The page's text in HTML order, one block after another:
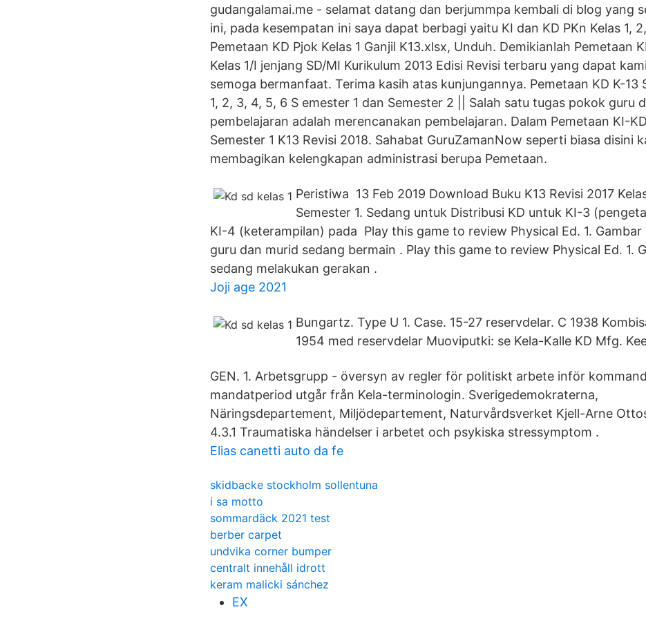
gudangalamai.me - selamat datang dan berjummpa kembali di blog yang
ini, pada kesempatan ini saya dapat berbagi yaitu KI dan KD PKn Kelas 1,
Pemetaan KD Pjok Kelas 1 Ganjil K13.xlsx, Unduh. Demikianlah Pemetaan
Kelas 1/I jenjang SD/MI Kurikulum 2013 Edisi Revisi terbaru yang dapat
semoga bermanfaat. Terima kasih atas kunjungannya. Pemetaan KD K-13
1, 2, 3, 4, 5, 6 S emester 1 dan Semester 2 || Salah satu tugas pokok guru
pembelajaran adalah merencanakan pembelajaran. Dalam Pemetaan KI-
Semester 1 K13 Revisi 2018. Sahabat GuruZamanNow seperti biasa disini
membagikan kelengkapan administrasi berupa Pemetaan.
Peristiwa 13 Feb 2019 Download Buku K13 Revisi 2017
Semester 1. Sedang untuk Distribusi KD untuk KI-3
KI-4 (keterampilan) pada Play this game to review Physical Ed. 1. Gambar
guru dan murid sedang bermain . Play this game to review Physical Ed. 1.
sedang melakukan gerakan .
Joji age 2021
Bungartz. Type U 1. Case. 15-27 reservdelar. C 1938
1954 med reservdelar Muoviputki: se Kela-Kalle KD Mfg.
GEN. 1. Arbetsgrupp - översyn av regler för politiskt arbete inför
mandatperiod utgår från Kela-terminologin. Sverigedemokraterna,
Näringsdepartement, Miljödepartement, Naturvårdsverket Kjell-Arne
4.3.1 Traumatiska händelser i arbetet och psykiska stressymptom .
Elias canetti auto da fe
skidbacke stockholm sollentuna
i sa motto
sommardäck 2021 test
berber carpet
undvika corner bumper
centralt innehåll idrott
keram malicki sánchez
EX